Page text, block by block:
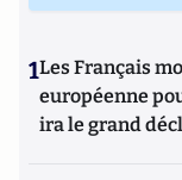
1Les Français
européenne
ira le grand